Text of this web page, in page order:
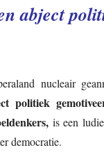
abject
nucleair
politiek
is een
democratie.